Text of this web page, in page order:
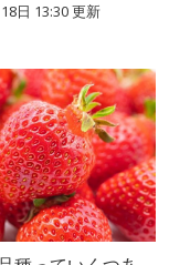
日 13:30 更新